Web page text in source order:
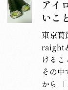
アイ
いこ
東京
raight
ける
その
から